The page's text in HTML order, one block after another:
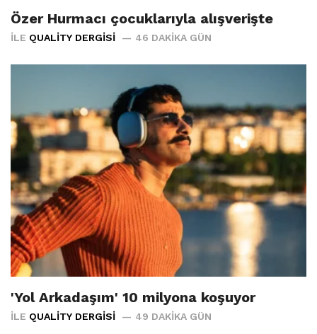
Özer Hurmacı çocuklarıyla alışverişte
İLE QUALITY DERGISI 46 DAKIKA GÜN
'Yol Arkadaşım' 10 milyona koşuyor
İLE QUALITY DERGISI 49 DAKIKA GÜN